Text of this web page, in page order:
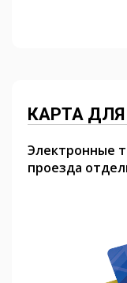
КАРТА
Электронные
проезда